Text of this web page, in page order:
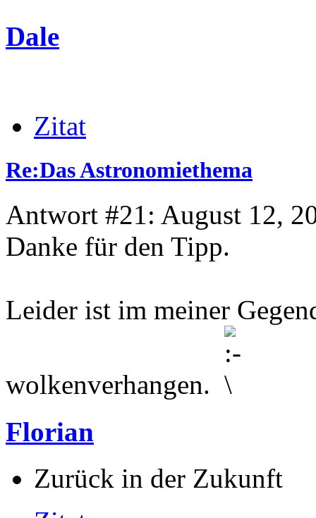
Dale
Zitat
Re:Das Astronomiethema
Antwort #21: August 12,
Danke für den Tipp.
Leider ist im meiner
wolkenverhangen.
Florian
Zurück in der Zukunft